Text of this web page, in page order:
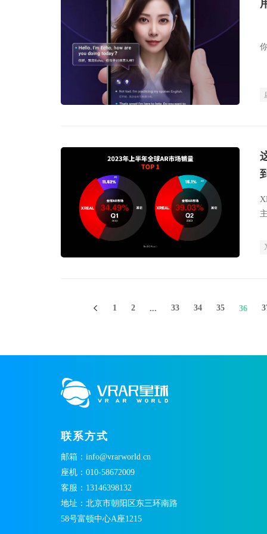
1 2 ... 33 34 35 36
联系方式
邮箱：info@vrarworld.cn
座机：010-58672009
客服：13146398132
地址：北京市朝阳区东三环南路
58号富顿中心A座1215